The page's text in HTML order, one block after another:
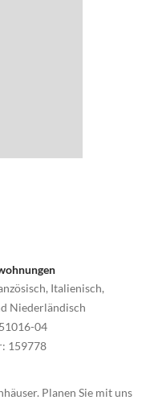
Italienisch,
Niederländisch
04
: 159778
Planen Sie mit uns